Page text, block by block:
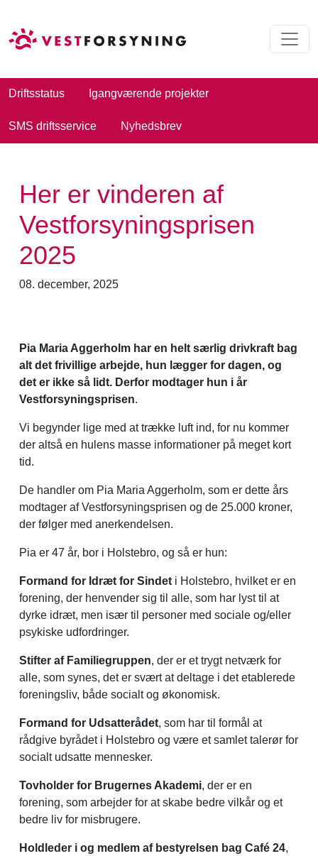
Driftsstatus Igangværende projekter
SMS driftsservice Nyhedsbrev
Her er vinderen af
Vestforsyningsprisen
2025
08. december, 2025
Pia Maria Aggerholm har en helt særlig drivkraft bag
alt det frivillige arbejde, hun lægger for dagen, og
det er ikke så lidt. Derfor modtager hun i år
Vestforsyningsprisen.
Vi begynder lige med at trække luft ind, for nu kommer
der altså en hulens masse informationer på meget kort
tid.
De handler om Pia Maria Aggerholm, som er dette års
modtager af Vestforsyningsprisen og de 25.000 kroner,
der følger med anerkendelsen.
Pia er 47 år, bor i Holstebro, og så er hun:
Formand for Idræt for Sindet i Holstebro, hvilket er en
forening, der henvender sig til alle, som har lyst til at
dyrke idræt, men især til personer med sociale og/eller
psykiske udfordringer.
Stifter af Familiegruppen, der er et trygt netværk for
alle, som synes, det er svært at deltage i det etablerede
foreningsliv, både socialt og økonomisk.
Formand for Udsatterådet, som har til formål at
rådgive byrådet i Holstebro og være et samlet talerør for
socialt udsatte mennesker.
Tovholder for Brugernes Akademi, der er en
forening, som arbejder for at skabe bedre vilkår og et
bedre liv for misbrugere.
Holdleder i og medlem af bestyrelsen bag Café 24,